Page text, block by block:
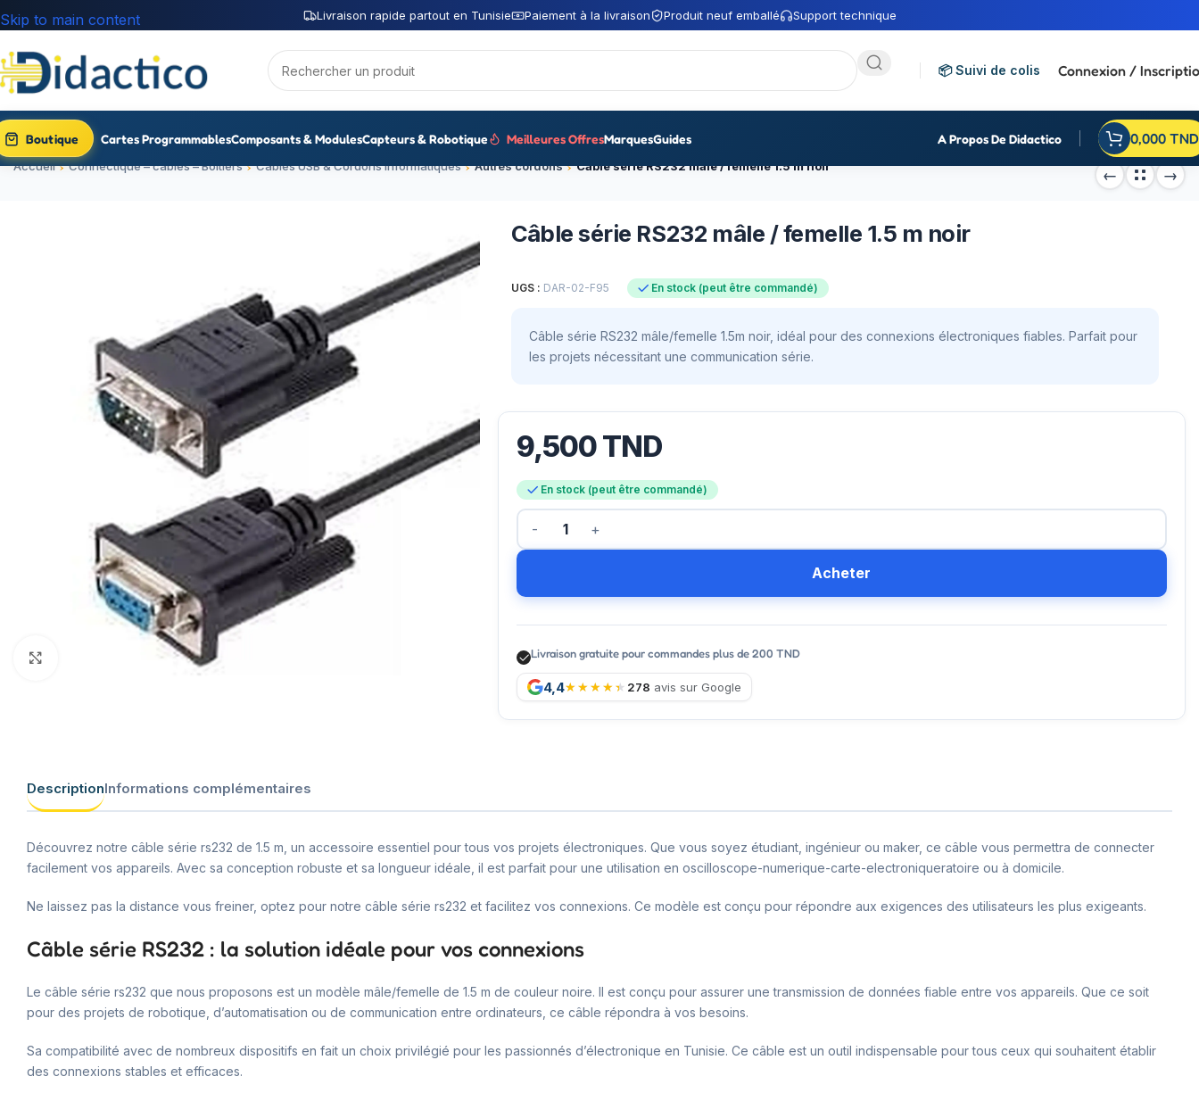
Livraison rapide partout en Tunisie Paiement à la livraison Produit neuf emballé Support technique
Skip to main content
📦 Suivi de colis Connexion /
Boutique Cartes ProgrammablesComposants & ModulesCapteurs & Robotique Meilleures OffresMarquesGuides A Propos De Didactico 0,000 TND
Accueil Connectique – câbles – Boitiers Cables USB & Cordons informatiques Autres cordons Câble série RS232 mâle / femelle 1.5 m noir
Câble série RS232 mâle / femelle 1.5 m noir
UGS : DAR-02-F95 En stock (peut être commandé)
Câble série RS232 mâle/femelle 1.5m noir, idéal pour des connexions électroniques fiables. Parfait pour
les projets nécessitant une communication série.
9,500TND
En stock (peut être commandé)
Acheter
Livraison gratuite pour commandes plus de 200 TND
4,4 278 avis sur Google
DescriptionInformations complémentaires
Découvrez notre câble série rs232 de 1.5 m, un accessoire essentiel pour tous vos projets électroniques. Que vous soyez étudiant, ingénieur ou maker, ce câble vous permettra de connecter
facilement vos appareils. Avec sa conception robuste et sa longueur idéale, il est parfait pour une utilisation en oscilloscope-numerique-carte-electroniqueratoire ou à domicile.
Ne laissez pas la distance vous freiner, optez pour notre câble série rs232 et facilitez vos connexions. Ce modèle est conçu pour répondre aux exigences des utilisateurs les plus exigeants.
Câble série RS232 : la solution idéale pour vos connexions
Le câble série rs232 que nous proposons est un modèle mâle/femelle de 1.5 m de couleur noire. Il est conçu pour assurer une transmission de données fiable entre vos appareils. Que ce soit
pour des projets de robotique, d’automatisation ou de communication entre ordinateurs, ce câble répondra à vos besoins.
Sa compatibilité avec de nombreux dispositifs en fait un choix privilégié pour les passionnés d’électronique en Tunisie. Ce câble est un outil indispensable pour tous ceux qui souhaitent établir
des connexions stables et efficaces.